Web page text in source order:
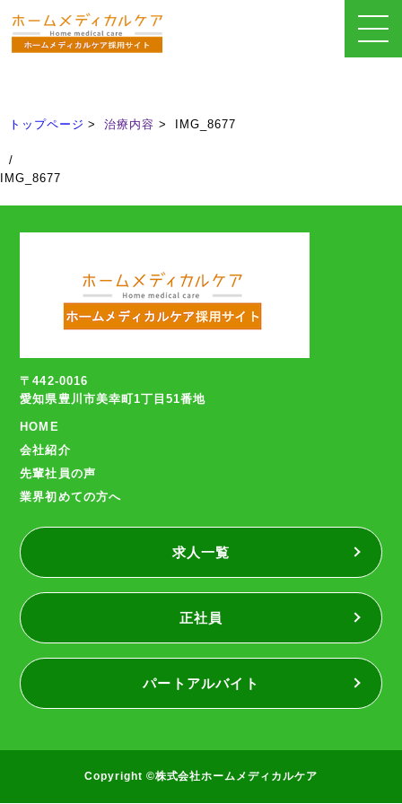
トップページ 治療内容 IMG_8677
/
IMG_8677
〒442-0016
愛知県豊川市美幸町1丁目51番地
HOME
会社紹介
先輩社員の声
業界初めての方へ
求人一覧
正社員
パートアルバイト
Copyright ©株式会社ホームメディカルケア